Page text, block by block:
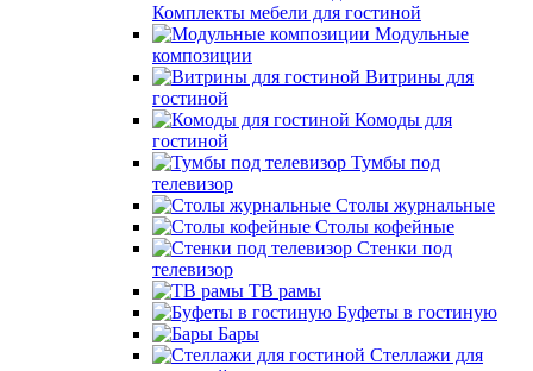
Комплекты мебели для гостиной
Модульные
композиции
Витрины для
гостиной
Комоды для
гостиной
Тумбы под
телевизор
Столы журнальные
Столы кофейные
Стенки под
телевизор
ТВ рамы
Буфеты в гостиную
Бары
Стеллажи для